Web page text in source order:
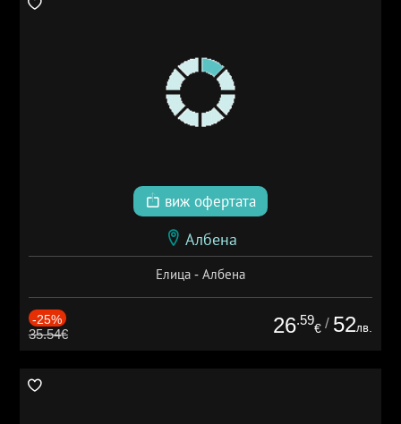
виж офертата
Албена
Елица - Албена
-25%
35.54€ 26.59
€ / 52лв.